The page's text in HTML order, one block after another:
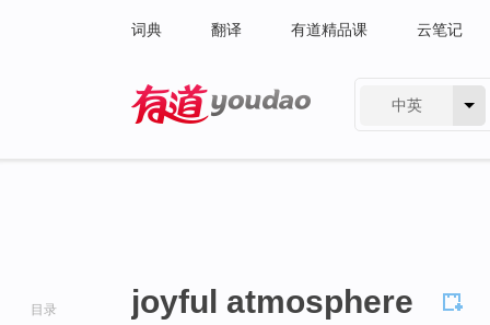
词典 翻译 有道精品课 云笔记
中英
目录 joyful atmosphere